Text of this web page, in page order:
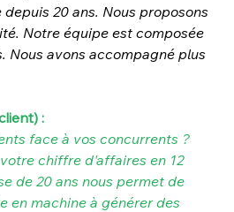
20 ans. Nous proposons
Notre équipe est composée
Nous avons accompagné plus
:
face à vos concurrents ?
chiffre d'affaires en 12
de 20 ans nous permet de
en machine à générer des